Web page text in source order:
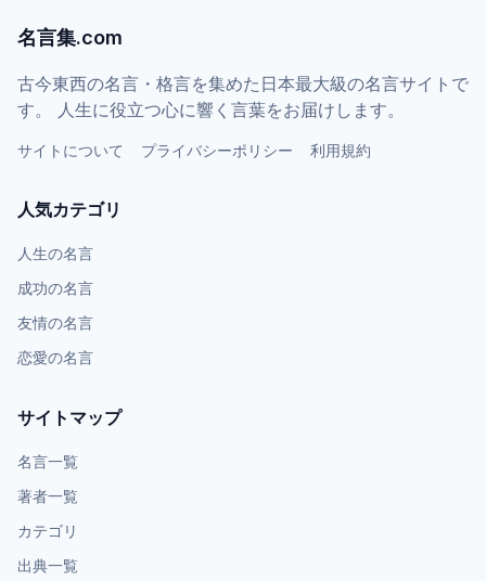
名言集.com
古今東西の名言・格言を集めた日本最大級の名言サイトで
す。 人生に役立つ心に響く言葉をお届けします。
サイトについて プライバシーポリシー 利用規約
人気カテゴリ
人生の名言
成功の名言
友情の名言
恋愛の名言
サイトマップ
名言一覧
著者一覧
カテゴリ
出典一覧